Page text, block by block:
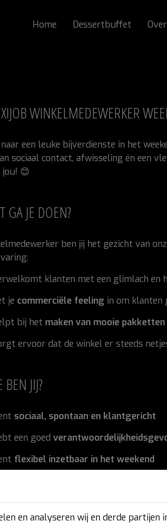
Home Dessertbuffet
WINKELMEDEWERKER
een leuke bijverdienste in het
sociaal contact, afwisseling én een
😊
JE DOEN?
ben jij het gezicht van
klanten met een glimlach en
je commerciële feeling in om klanten
bij het maken van mooie pakketten
ervoor dat de winkel er steeds
JIJ?
sociaal, spontaan en klantgericht
een goed
flexibel inzetbaar in het weekend
van aanpakken en hebt
het leuk om zowel praktisch als
en analyseren wij en derde partijen